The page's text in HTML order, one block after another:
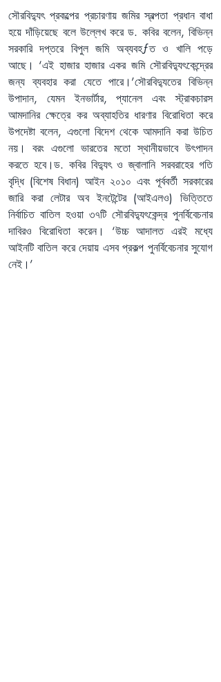
সৌরবিদ্যুৎ প্রকল্পের প্রচারণায় জমির স্বল্পতা প্রধান বাধা
হয়ে দাঁড়িয়েছে বলে উল্লেখ করে ড. কবির বলেন, বিভিন্ন
সরকারি দপ্তরে বিপুল জমি অব্যবহƒত ও খালি পড়ে
আছে। ‘এই হাজার হাজার একর জমি সৌরবিদ্যুৎকেন্দ্রের
জন্য ব্যবহার করা যেতে পারে।’সৌরবিদ্যুতের বিভিন্ন
উপাদান, যেমন ইনভার্টার, প্যানেল এবং স্ট্রাকচারস
আমদানির ক্ষেত্রে কর অব্যাহতির ধারণার বিরোধিতা করে
উপদেষ্টা বলেন, এগুলো বিদেশ থেকে আমদানি করা উচিত
নয়। বরং এগুলো ভারতের মতো স্থানীয়ভাবে উৎপাদন
করতে হবে।ড. কবির বিদ্যুৎ ও জ্বালানি সরবরাহের গতি
বৃদ্ধি (বিশেষ বিধান) আইন ২০১০ এবং পূর্ববর্তী সরকারের
জারি করা লেটার অব ইনটেন্টের (আইএলও) ভিত্তিতে
নির্বাচিত বাতিল হওয়া ৩৭টি সৌরবিদ্যুৎকেন্দ্র পুনর্বিবেচনার
দাবিরও বিরোধিতা করেন। ‘উচ্চ আদালত এরই মধ্যে
আইনটি বাতিল করে দেয়ায় এসব প্রকল্প পুনর্বিবেচনার সুযোগ
নেই।’